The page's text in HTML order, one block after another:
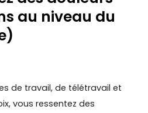
au niveau du
de travail, de télétravail et
vous ressentez des